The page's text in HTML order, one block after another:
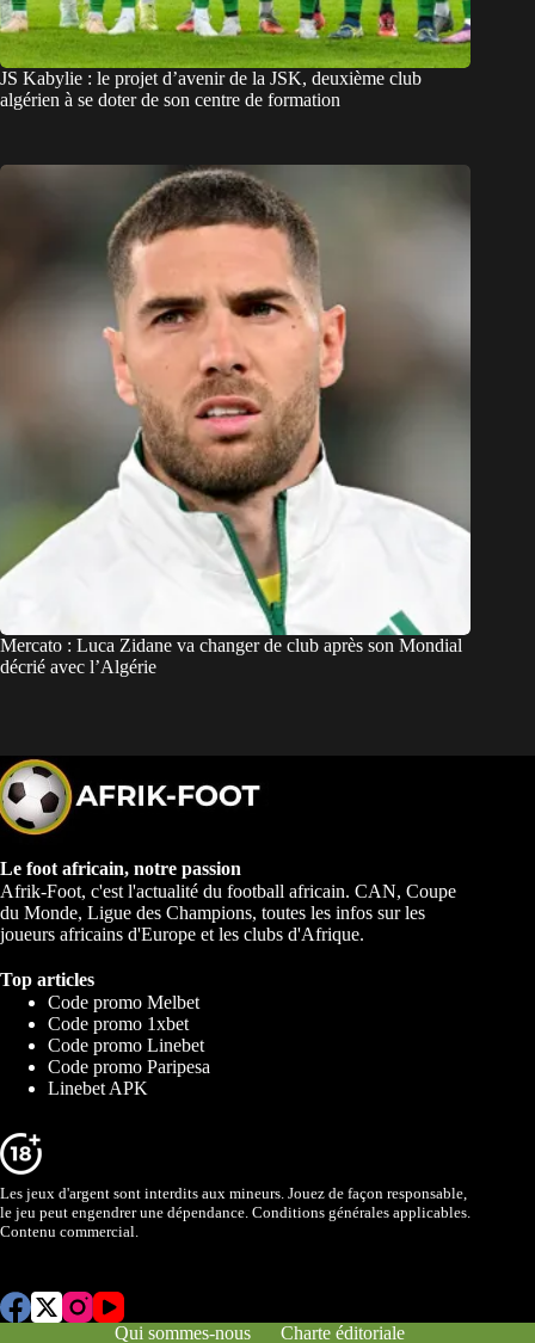
JS Kabylie : le projet d’avenir de la JSK, deuxième club
algérien à se doter de son centre de formation
Mercato : Luca Zidane va changer de club après son Mondial
décrié avec l’Algérie
Le foot africain, notre passion
Afrik-Foot, c'est l'actualité du football africain. CAN, Coupe
du Monde, Ligue des Champions, toutes les infos sur les
joueurs africains d'Europe et les clubs d'Afrique.
Top articles
Code promo Melbet
Code promo 1xbet
Code promo Linebet
Code promo Paripesa
Linebet APK
Les jeux d'argent sont interdits aux mineurs. Jouez de façon responsable,
le jeu peut engendrer une dépendance. Conditions générales applicables.
Contenu commercial.
Qui sommes-nous Charte éditoriale